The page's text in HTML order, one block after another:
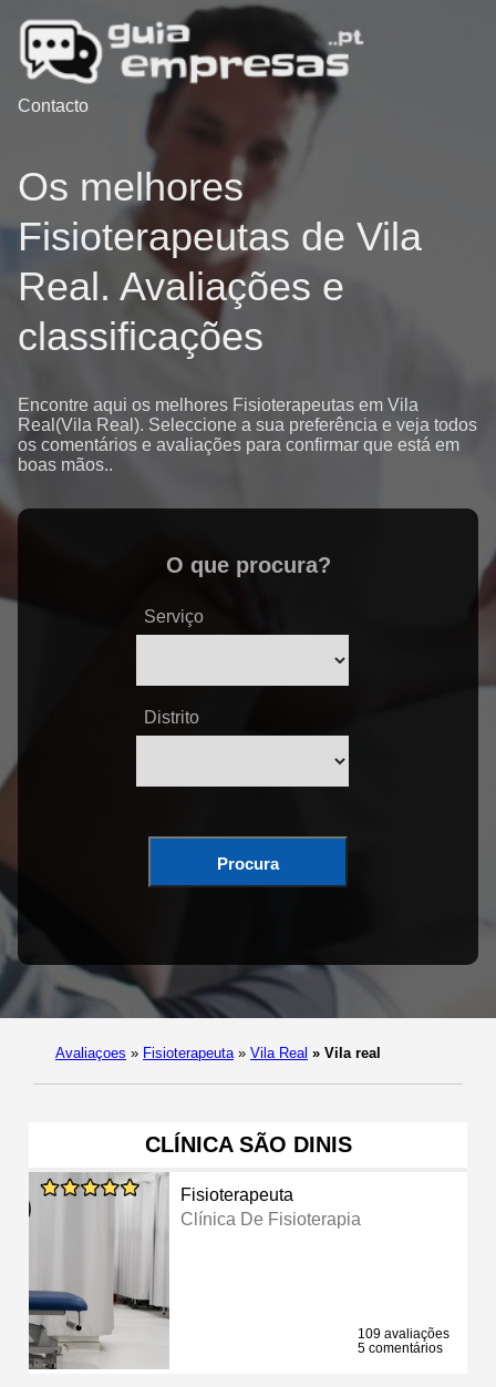
Contacto
Os melhores
Fisioterapeutas de Vila
Real. Avaliações e
classificações
Encontre aqui os melhores Fisioterapeutas em Vila
Real(Vila Real). Seleccione a sua preferência e veja todos
os comentários e avaliações para confirmar que está em
boas mãos..
O que procura?
Serviço
Distrito
Procura
Avaliaçoes » Fisioterapeuta » Vila Real » Vila real
CLÍNICA SÃO DINIS
Fisioterapeuta
Clínica De Fisioterapia
109 avaliações
5 comentários